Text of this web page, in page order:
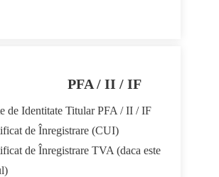
PFA / II / IF
de Identitate Titular PFA / II / IF
de Înregistrare (CUI)
de Înregistrare TVA (daca este